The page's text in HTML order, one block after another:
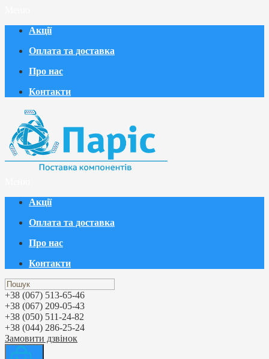
Акції
Оплата та доставка
Про нас
Контакти
Акції
Оплата та доставка
Про нас
Контакти
+38 (067) 513-65-46
+38 (067) 209-05-43
+38 (050) 511-24-82
+38 (044) 286-25-24
Замовити дзвінок